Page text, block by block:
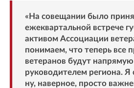
«На совещании было
ежеквартальной встрече
активом Ассоциации
понимаем, что теперь все
ветеранов будут
руководителем региона. Я
ну, наверное, просто